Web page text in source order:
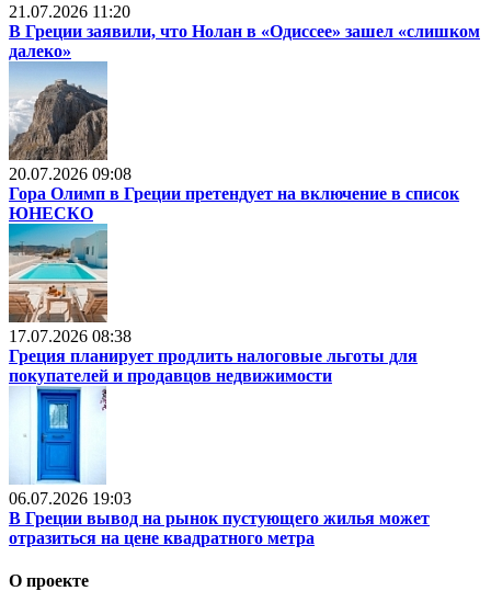
21.07.2026 11:20
В Греции заявили, что Нолан в «Одиссее» зашел «слишком
далеко»
20.07.2026 09:08
Гора Олимп в Греции претендует на включение в список
ЮНЕСКО
17.07.2026 08:38
Греция планирует продлить налоговые льготы для
покупателей и продавцов недвижимости
06.07.2026 19:03
В Греции вывод на рынок пустующего жилья может
отразиться на цене квадратного метра
О проекте